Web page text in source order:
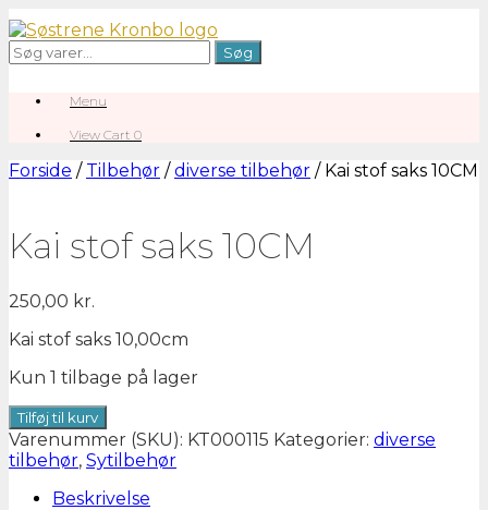
Gå
til
indhold
Søg
efter:
Søg
Menu
View
cart
View Cart 0
Forside / Tilbehør /diverse tilbehør / Kai stof saks 10CM
Kai stof saks 10CM
250,00 kr.
Kai stof saks 10,00cm
Kun 1 tilbage på lager
Kai
stof
saks
antal
Tilføj til kurv
Varenummer (SKU): KT000115 Kategorier: diverse
tilbehør, Sytilbehør
Beskrivelse